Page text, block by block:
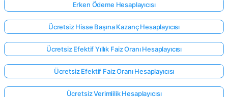
Erken Ödeme Hesaplayıcısı
Ücretsiz Hisse Başına Kazanç Hesaplayıcısı
Ücretsiz Efektif Yıllık Faiz Oranı Hesaplayıcısı
Ücretsiz Efektif Faiz Oranı Hesaplayıcısı
Ücretsiz Verimlilik Hesaplayıcısı